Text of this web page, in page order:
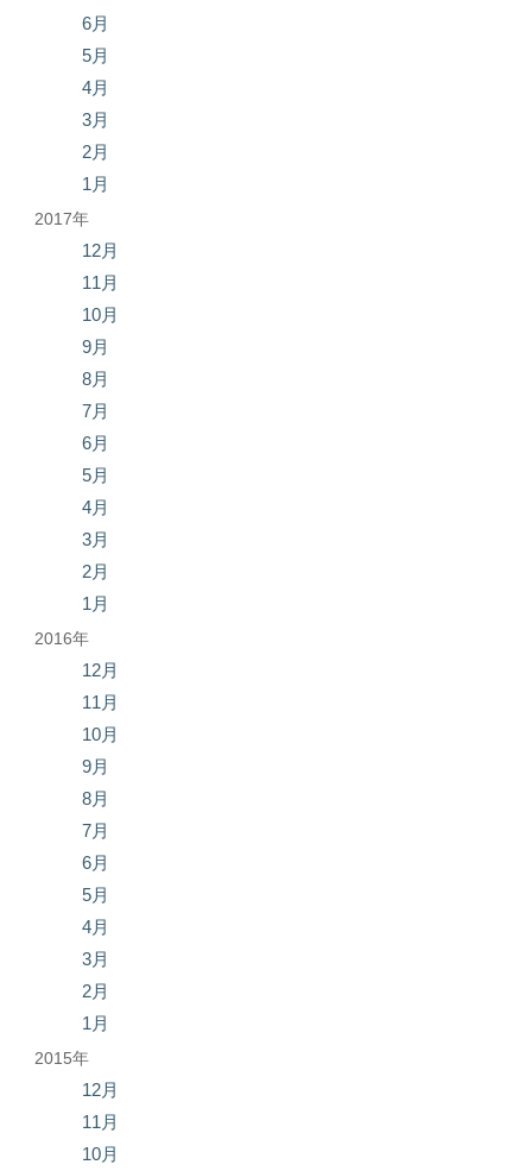
6月
5月
4月
3月
2月
1月
2017年
12月
11月
10月
9月
8月
7月
6月
5月
4月
3月
2月
1月
2016年
12月
11月
10月
9月
8月
7月
6月
5月
4月
3月
2月
1月
2015年
12月
11月
10月